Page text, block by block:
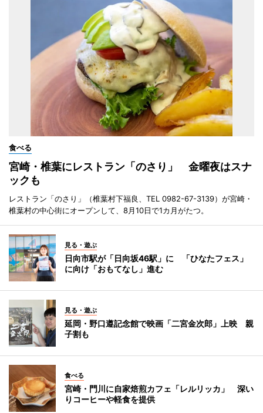
食べる
宮崎・椎葉にレストラン「のさり」 金曜夜はスナ
ックも
レストラン「のさり」（椎葉村下福良、TEL 0982-67-3139）が宮崎・
椎葉村の中心街にオープンして、8月10日で1カ月がたつ。
見る・遊ぶ
日向市駅が「日向坂46駅」に 「ひなたフェス」
に向け「おもてなし」進む
見る・遊ぶ
延岡・野口遵記念館で映画「二宮金次郎」上映 親
子割も
食べる
宮崎・門川に自家焙煎カフェ「レルリッカ」 深い
りコーヒーや軽食を提供